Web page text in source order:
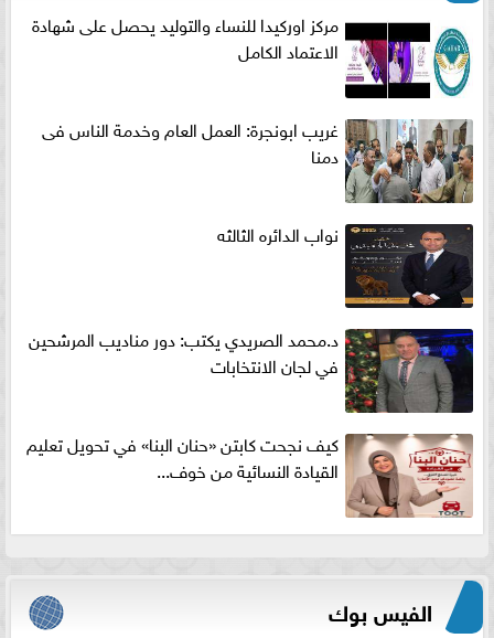
مركز اوركيدا للنساء والتوليد يحصل على شهادة
الاعتماد الكامل
غريب ابونجرة: العمل العام وخدمة الناس فى
دمنا
نواب الدائره الثالثه
د.محمد الصريدي يكتب: دور مناديب المرشحين
في لجان الانتخابات
كيف نجحت كابتن «حنان البنا» في تحويل تعليم
القيادة النسائية من خوف...
الفيس بوك